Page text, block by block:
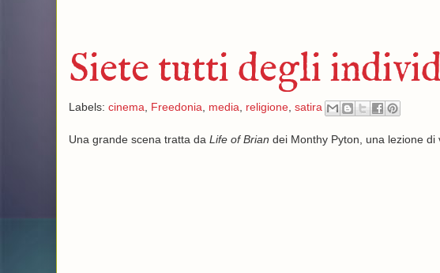
Siete tutti degli
Labels: cinema, Freedonia, media, religione, satira
Una grande scena tratta da Life of Brian dei Monthy Pyton, una lezione di